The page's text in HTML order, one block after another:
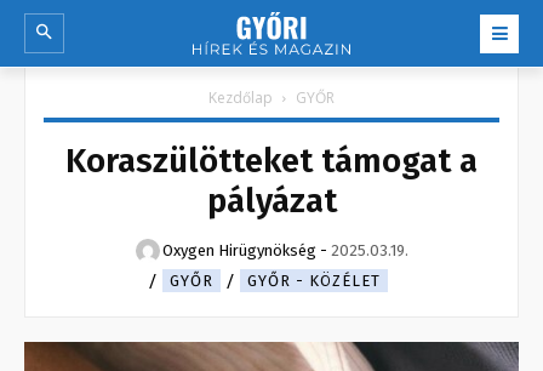
Kezdőlap GYŐR
Koraszülötteket támogat a
pályázat
Oxygen Hirügynökség - 2025.03.19.
GYŐR
GYŐR - KÖZÉLET